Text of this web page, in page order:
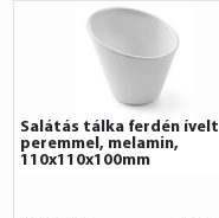
Salátás tálka ferdén ívelt
peremmel, melamin,
110x110x100mm